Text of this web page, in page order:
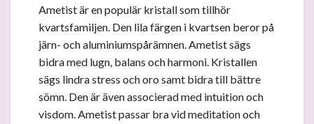
Ametist är en populär kristall som tillhör
kvartsfamiljen. Den lila färgen i kvartsen beror på
järn- och aluminiumspårämnen. Ametist sägs
bidra med lugn, balans och harmoni. Kristallen
sägs lindra stress och oro samt bidra till bättre
sömn. Den är även associerad med intuition och
visdom. Ametist passar bra vid meditation och